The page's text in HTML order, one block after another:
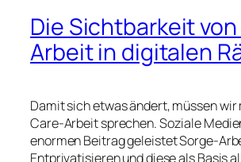
Die Sichtbarkeit
Arbeit in digitalen
Damit sich etwas ändert, müssen wir
Care-Arbeit sprechen. Soziale
enormen Beitrag geleistet Sorge-
Entprivatisieren und diese als Basis